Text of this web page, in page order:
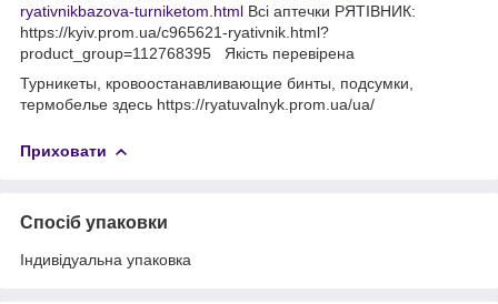
ryativnikbazova-turniketom.html Всі аптечки РЯТІВНИК:
https://kyiv.prom.ua/c965621-ryativnik.html?
product_group=112768395
Якість перевірена
Турникеты, кровоостанавливающие бинты, подсумки,
термобелье здесь https://ryatuvalnyk.prom.ua/ua/
Приховати
Спосіб упаковки
Індивідуальна упаковка